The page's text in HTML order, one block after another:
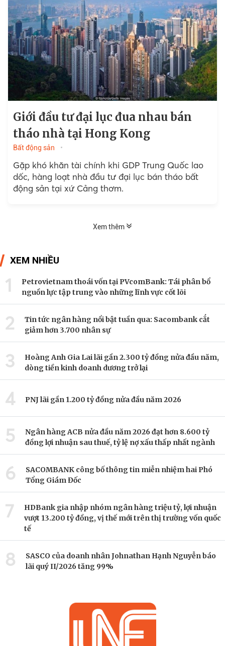
Giới đầu tư đại lục đua nhau bán
tháo nhà tại Hong Kong
Bất động sản
Gặp khó khăn tài chính khi GDP Trung Quốc lao
dốc, hàng loạt nhà đầu tư đại lục bán tháo bất
động sản tại xứ Cảng thơm.
Xem thêm
XEM NHIỀU
1
Petrovietnam thoái vốn tại PVcomBank: Tái phân bổ
nguồn lực tập trung vào những lĩnh vực cốt lõi
2
Tin tức ngân hàng nổi bật tuần qua: Sacombank cắt
giảm hơn 3.700 nhân sự
3
Hoàng Anh Gia Lai lãi gần 2.300 tỷ đồng nửa đầu năm,
dòng tiền kinh doanh dương trở lại
4 PNJ lãi gần 1.200 tỷ đồng nửa đầu năm 2026
5
Ngân hàng ACB nửa đầu năm 2026 đạt hơn 8.600 tỷ
đồng lợi nhuận sau thuế, tỷ lệ nợ xấu thấp nhất ngành
6
SACOMBANK công bố thông tin miễn nhiệm hai Phó
Tổng Giám Đốc
7
HDBank gia nhập nhóm ngân hàng triệu tỷ, lợi nhuận
vượt 13.200 tỷ đồng, vị thế mới trên thị trường vốn quốc
tế
8
SASCO của doanh nhân Johnathan Hạnh Nguyễn báo
lãi quý II/2026 tăng 99%